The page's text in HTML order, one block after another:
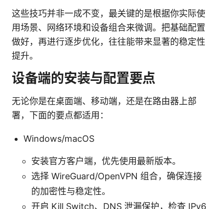
这些技巧并非一成不变，最关键的是根据你实际使
用场景、网络环境和设备组合来微调。把基础配置
做好，再进行逐步优化，往往能带来显著的稳定性
提升。
设备端的安装与配置要点
无论你是在桌面端、移动端，还是在路由器上部
署，下面的要点都适用：
Windows/macOS
安装官方客户端，优先使用最新版本。
选择 WireGuard/OpenVPN 组合，确保连接
的加密性与稳定性。
开启 Kill Switch、DNS 泄漏保护，检查 IPv6